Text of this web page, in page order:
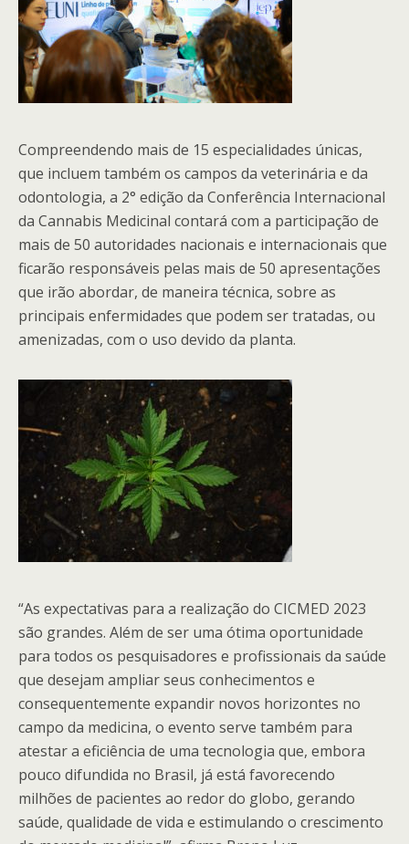
Compreendendo mais de 15 especialidades únicas,
que incluem também os campos da veterinária e da
odontologia, a 2° edição da Conferência Internacional
da Cannabis Medicinal contará com a participação de
mais de 50 autoridades nacionais e internacionais que
ficarão responsáveis pelas mais de 50 apresentações
que irão abordar, de maneira técnica, sobre as
principais enfermidades que podem ser tratadas, ou
amenizadas, com o uso devido da planta.
“As expectativas para a realização do CICMED 2023
são grandes. Além de ser uma ótima oportunidade
para todos os pesquisadores e profissionais da saúde
que desejam ampliar seus conhecimentos e
consequentemente expandir novos horizontes no
campo da medicina, o evento serve também para
atestar a eficiência de uma tecnologia que, embora
pouco difundida no Brasil, já está favorecendo
milhões de pacientes ao redor do globo, gerando
saúde, qualidade de vida e estimulando o crescimento